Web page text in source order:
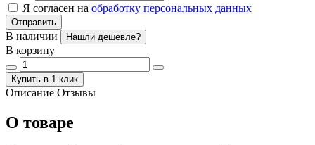
Я согласен на обработку персональных данных
Отправить
В наличии Нашли дешевле?
В корзину
Купить в 1 клик
Описание Отзывы
О товаре